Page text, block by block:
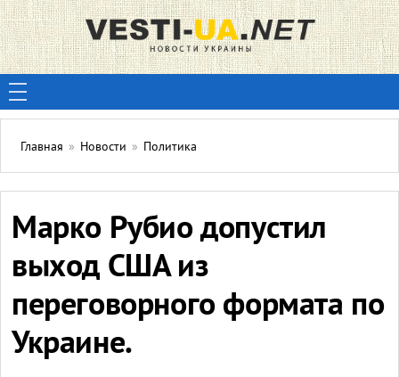
Главная » Новости » Политика
Марко Рубио допустил
выход США из
переговорного формата по
Украине.